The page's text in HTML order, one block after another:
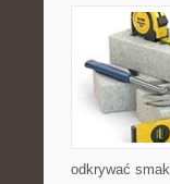
odkrywać